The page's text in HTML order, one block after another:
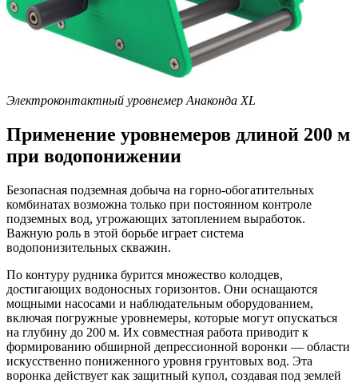
Электроконтактный уровнемер Анаконда XL
Применение уровнемеров длиной 200 м
при водопонижении
Безопасная подземная добыча на горно-обогатительных
комбинатах возможна только при постоянном контроле
подземных вод, угрожающих затоплением выработок.
Важную роль в этой борьбе играет система
водопонизительных скважин.
По контуру рудника бурится множество колодцев,
достигающих водоносных горизонтов. Они оснащаются
мощными насосами и наблюдательным оборудованием,
включая погружные уровнемеры, которые могут опускаться
на глубину до 200 м. Их совместная работа приводит к
формированию обширной депрессионной воронки — области
искусственно пониженного уровня грунтовых вод. Эта
воронка действует как защитный купол, создавая под землей